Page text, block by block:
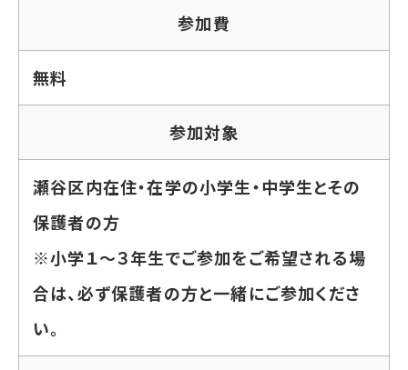
参加費
無料
参加対象
瀬谷区内在住・在学の小学生・中学生とその
保護者の方
※小学１～３年生でご参加をご希望される場
合は、必ず保護者の方と一緒にご参加くださ
い。